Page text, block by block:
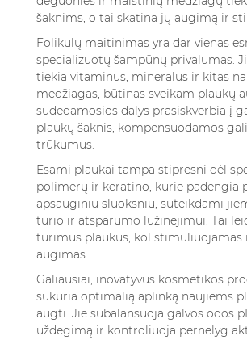
šaknims, o tai skatina jų augimą ir
Folikulų maitinimas yra dar vienas
specializuotų šampūnų privalumas.
tiekia vitaminus, mineralus ir kitas
medžiagas, būtinas sveikam plaukų
sudedamosios dalys prasiskverbia į
plaukų šaknis, kompensuodamos
trūkumus.
Esami plaukai tampa stipresni dėl
polimerų ir keratino, kurie padengia
apsauginiu sluoksniu, suteikdami
tūrio ir atsparumo lūžinėjimui. Tai
turimus plaukus, kol stimuliuojamas
augimas.
Galiausiai, inovatyvūs kosmetikos
sukuria optimalią aplinką naujiems
augti. Jie subalansuoja galvos odos
uždegimą ir kontroliuoja pernelyg